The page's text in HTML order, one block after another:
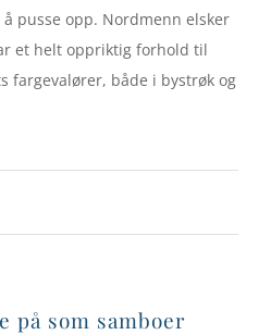
pusse opp. Nordmenn elsker
et helt oppriktig forhold til
fargevalører, både i bystrøk og
på som samboer